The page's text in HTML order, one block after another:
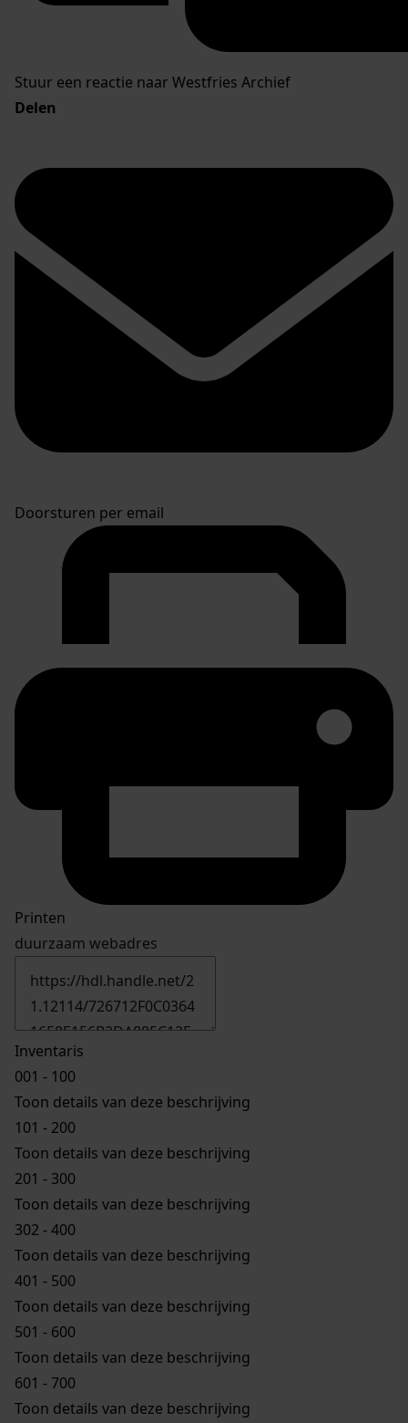
Stuur een reactie naar Westfries Archief
Delen
Doorsturen per email
Printen
duurzaam webadres
Inventaris
001 - 100
Toon details van deze beschrijving
101 - 200
Toon details van deze beschrijving
201 - 300
Toon details van deze beschrijving
302 - 400
Toon details van deze beschrijving
401 - 500
Toon details van deze beschrijving
501 - 600
Toon details van deze beschrijving
601 - 700
Toon details van deze beschrijving